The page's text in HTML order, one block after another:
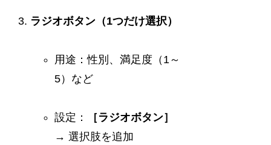
ラジオボタン（1つだけ選択）
用途：性別、満足度（1～
5）など
設定：
［ラジオボタン］
→ 選択肢を追加